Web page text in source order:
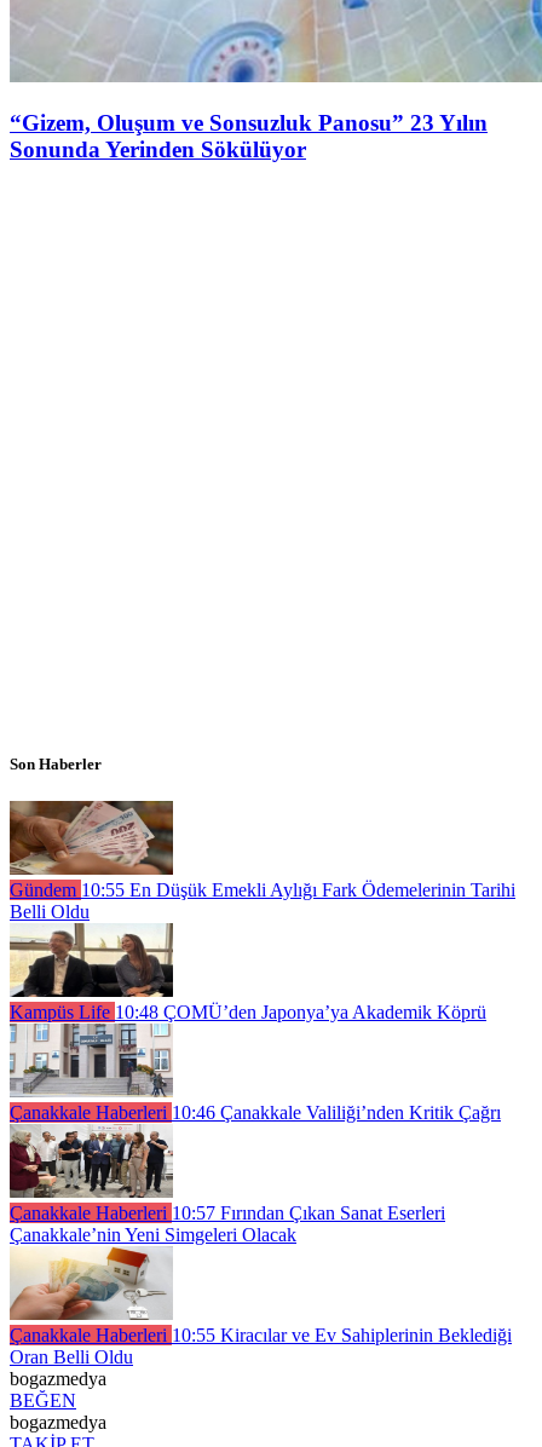
“Gizem, Oluşum ve Sonsuzluk Panosu” 23 Yılın
Sonunda Yerinden Sökülüyor
Son Haberler
Gündem 10:55 En Düşük Emekli Aylığı Fark Ödemelerinin Tarihi
Belli Oldu
Kampüs Life 10:48 ÇOMÜ’den Japonya’ya Akademik Köprü
Çanakkale Haberleri 10:46 Çanakkale Valiliği’nden Kritik Çağrı
Çanakkale Haberleri 10:57 Fırından Çıkan Sanat Eserleri
Çanakkale’nin Yeni Simgeleri Olacak
Çanakkale Haberleri 10:55 Kiracılar ve Ev Sahiplerinin Beklediği
Oran Belli Oldu
bogazmedya
BEĞEN
bogazmedya